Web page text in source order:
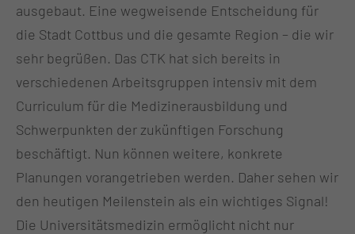
ausgebaut. Eine wegweisende Entscheidung für
die Stadt Cottbus und die gesamte Region – die wir
sehr begrüßen. Das CTK hat sich bereits in
verschiedenen Arbeitsgruppen intensiv mit dem
Curriculum für die Medizinerausbildung und
Schwerpunkten der zukünftigen Forschung
beschäftigt. Nun können weitere, konkrete
Planungen vorangetrieben werden. Daher sehen wir
den heutigen Meilenstein als ein wichtiges Signal!
Die Universitätsmedizin ermöglicht nicht nur